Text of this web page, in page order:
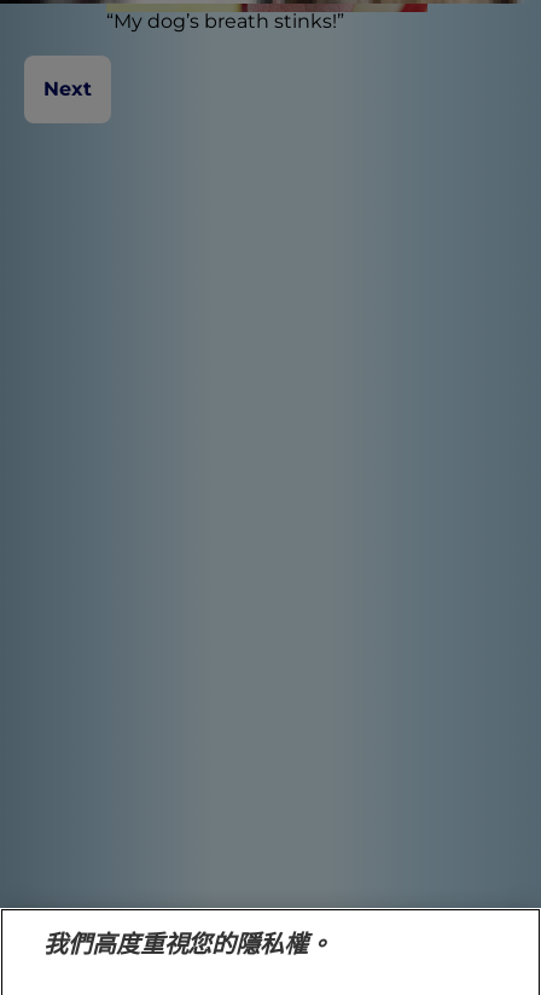
Curious or concerning?
“My dog’s breath stinks!”
Next
我們高度重視您的隱私權。